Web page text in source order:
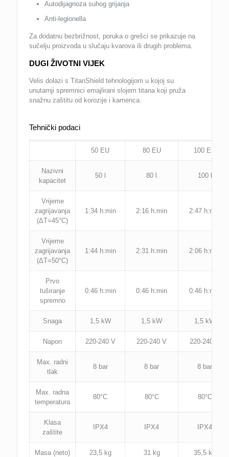
Autodijagnoza suhog grijanja
Anti-legionella
Za dodatnu bezbrižnost, poruka o grešci se prikazuje na
sučelju proizvoda u slučaju kvarova ili drugih problema.
DUGI ŽIVOTNI VIJEK
Velis dolazi s TitanShield tehnologijom u kojoj su
unutarnji spremnici emajlirani slojem titana koji pruža
snažnu zaštitu od korozije i kamenca.
Tehnički podaci
50 EU 80 EU 100 EU
Nazivni
kapacitet
50 l 80 l 100 l
Vrijeme
zagrijavanja
(ΔT=45°C)
1:34 h:min 2:16 h:min 2:47 h:min
Vrijeme
zagrijavanja
(ΔT=50°C)
1:44 h:min 2:31 h:min 2:06 h:min
Prvo
tuširanje
spremno
0:46 h:min 0:46 h:min 0:46 h:min
Snaga 1,5 kW 1,5 kW 1,5 kW
Napon 220-240 V 220-240 V 220-240 V
Max. radni
tlak
8 bar 8 bar 8 bar
Max. radna
temperatura
80°C 80°C 80°C
Klasa
zaštite
IPX4 IPX4 IPX4
Masa (neto) 23,5 kg 31 kg 35,5 kg